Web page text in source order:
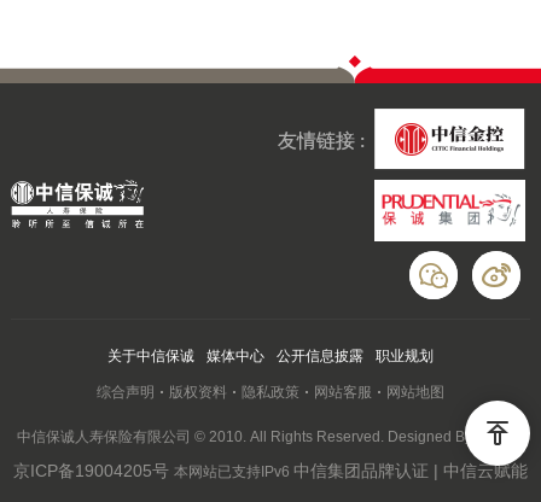
友情链接 :
关于中信保诚 媒体中心 公开信息披露 职业规划
综合声明 版权资料 隐私政策 网站客服 网站地图
中信保诚人寿保险有限公司 © 2010. All Rights Reserved. Designed By Wanhu
京ICP备19004205号 本网站已支持IPv6 中信集团品牌认证 | 中信云赋能